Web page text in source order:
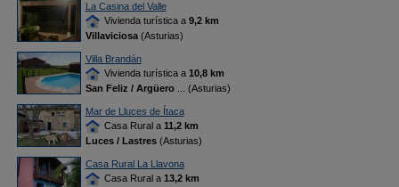
La Casina del Valle
Vivienda turística a 9,2 km
Villaviciosa(Asturias)
Villa Brandán
Vivienda turística a 10,8 km
San Feliz / Argüero
... (Asturias)
Mar de Lluces de Ítaca
Casa Rural a 11,2 km
Luces / Lastres(Asturias)
Casa Rural La Llavona
Casa Rural a 13,2 km